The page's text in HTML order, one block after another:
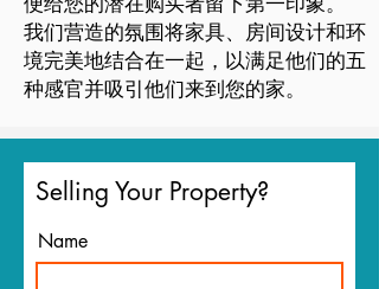
我们营造的氛围将家具、房间设计和环
境完美地结合在一起，以满足他们的五
种感官并吸引他们来到您的家。
Selling Your Property?
Name